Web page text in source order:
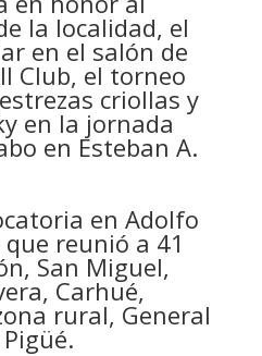
la localidad, el
en el salón de
Club, el torneo
criollas y
en la jornada
en Esteban A.
en Adolfo
reunió a 41
San Miguel,
Carhué,
rural, General